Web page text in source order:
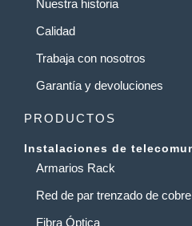
Nuestra historia
Calidad
Trabaja con nosotros
Garantía y devoluciones
PRODUCTOS
Instalaciones de
Armarios Rack
Red de par trenzado de cobre
Fibra Óptica